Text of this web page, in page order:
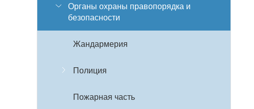
Органы охраны правопорядка и
безопасности
Жандармерия
Полиция
Пожарная часть